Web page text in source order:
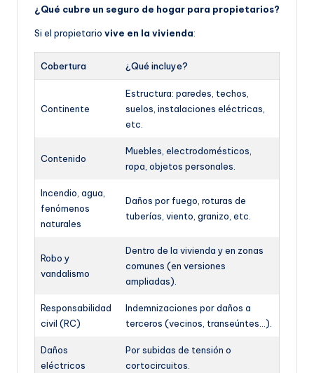
¿Qué cubre un seguro de hogar para propietarios?
Si el propietario vive en la vivienda:
Cobertura ¿Qué incluye?
Continente
Estructura: paredes, techos,
suelos, instalaciones eléctricas,
etc.
Contenido
Muebles, electrodomésticos,
ropa, objetos personales.
Incendio, agua,
fenómenos
naturales
Daños por fuego, roturas de
tuberías, viento, granizo, etc.
Robo y
vandalismo
Dentro de la vivienda y en zonas
comunes (en versiones
ampliadas).
Responsabilidad
civil (RC)
Indemnizaciones por daños a
terceros (vecinos, transeúntes…).
Daños
eléctricos
Por subidas de tensión o
cortocircuitos.